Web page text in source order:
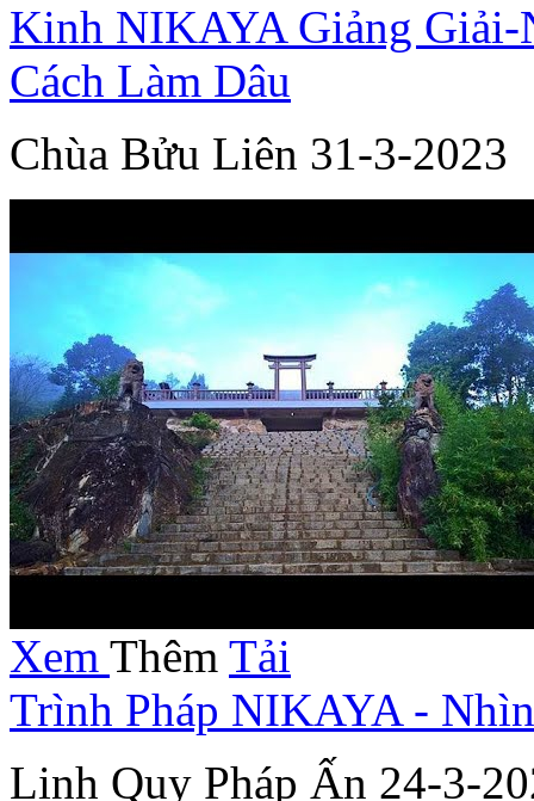
Kinh NIKAYA Giảng Giải-
Cách Làm Dâu
Chùa Bửu Liên 31-3-2023
Xem Thêm Tải
Trình Pháp NIKAYA -
Linh Quy Pháp Ấn 24-3-